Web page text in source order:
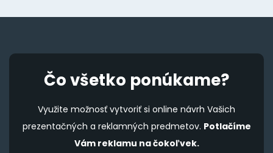
Čo všetko ponúkame?
Využite možnosť vytvoriť si online návrh Vašich
prezentačných a reklamných predmetov. Potlačíme
Vám reklamu na čokoľvek.